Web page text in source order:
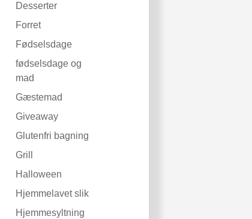
Desserter
Forret
Fødselsdage
fødselsdage og
mad
Gæstemad
Giveaway
Glutenfri bagning
Grill
Halloween
Hjemmelavet slik
Hjemmesyltning